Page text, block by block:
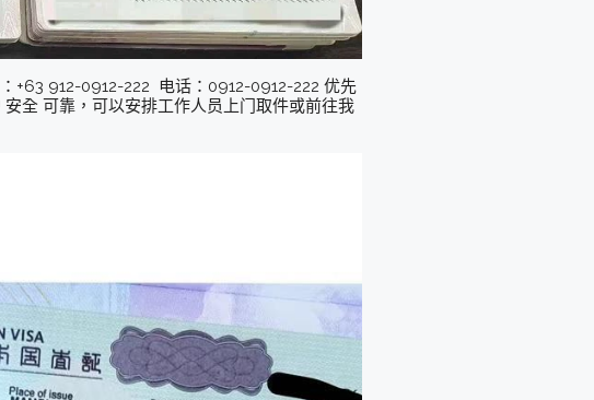
912-0912-222 电话：0912-0912-222 优先
全 可靠，可以安排工作人员上门取件或前往我